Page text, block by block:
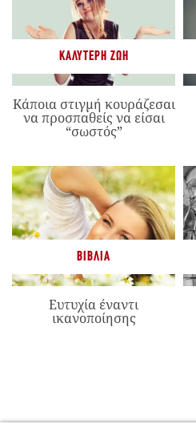
ΚΑΛΎΤΕΡΗ ΖΩΉ
Κάποια στιγμή κουράζεσαι
να προσπαθείς να είσαι
“σωστός”
ΒΙΒΛΊΑ
Ευτυχία έναντι
ικανοποίησης